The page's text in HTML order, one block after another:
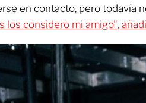
en contacto, pero todavía
los considero mi amigo",